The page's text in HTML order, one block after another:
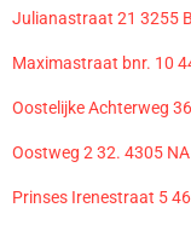
Julianastraat 21 3255
Maximastraat bnr. 10
Oostelijke Achterweg
Oostweg 2 32. 4305
Prinses Irenestraat 5